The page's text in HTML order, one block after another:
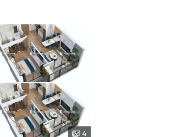
4